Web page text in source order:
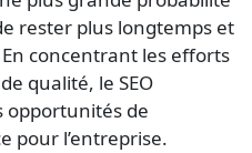
rester plus longtemps et
concentrant les efforts
qualité, le SEO
opportunités de
pour l’entreprise.